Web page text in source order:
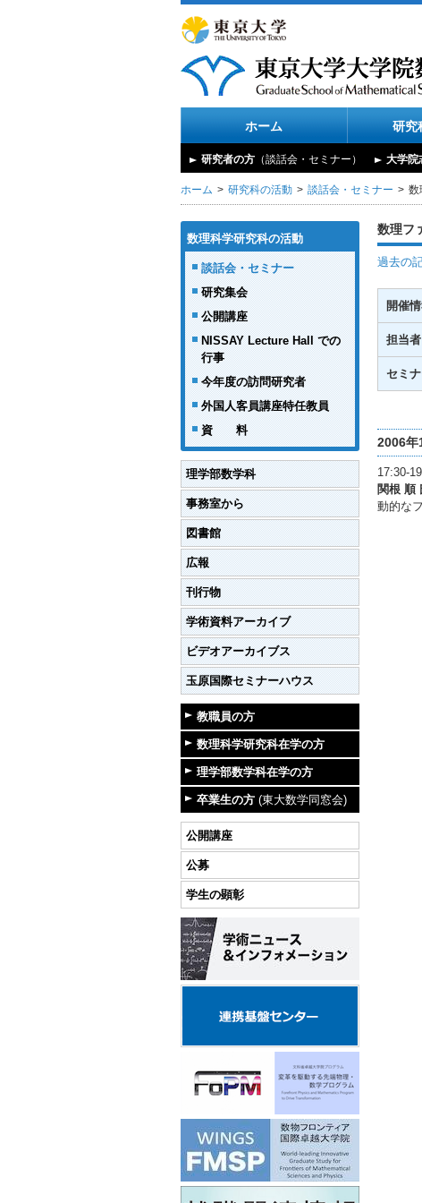
ホーム 研究
研究者の方 （談話会・セミナー） 大学院
ホーム 研究科の活動 談話会・セミナー 数
数理科学研究科の活動
談話会・セミナー
研究集会
公開講座
NISSAY Lecture Hall での
行事
今年度の訪問研究者
外国人客員講座特任教員
資 料
理学部数学科
事務室から
図書館
広報
刊行物
学術資料アーカイブ
ビデオアーカイブス
玉原国際セミナーハウス
教職員の方
数理科学研究科在学の方
理学部数学科在学の方
卒業生の方 (東大数学同窓会)
公開講座
公募
学生の顕彰
数理フ
過去の
開催
担当者
セミ
2006年
17:30-
関根 順
動的な